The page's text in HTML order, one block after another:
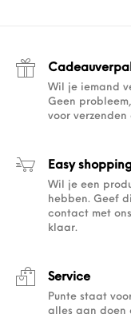
Wil je iemand
Geen
voor verzenden
Easy
Wil je een
hebben. Geef
contact met
klaar.
Service
Punte staat
alles aan doen